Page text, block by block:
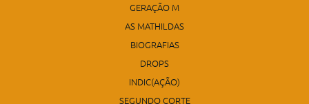
GERAÇÃO M
AS MATHILDAS
BIOGRAFIAS
DROPS
INDIC(AÇÃO)
SEGUNDO CORTE